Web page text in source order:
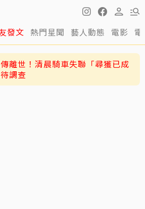
發文 熱門星聞 藝人動態 電影
離世！清晨騎車失聯「尋獲已成
調查